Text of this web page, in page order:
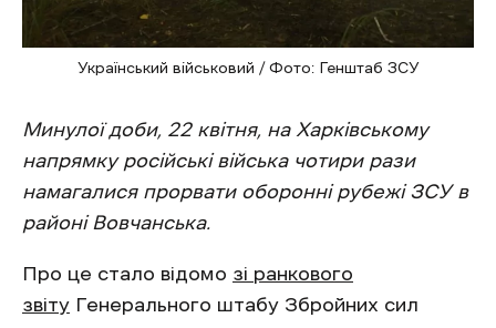
Український військовий / Фото: Генштаб ЗСУ
Минулої доби, 22 квітня, на Харківському
напрямку російські війська чотири рази
намагалися прорвати оборонні рубежі ЗСУ в
районі Вовчанська.
Про це стало відомо зі ранкового
звіту Генерального штабу Збройних сил